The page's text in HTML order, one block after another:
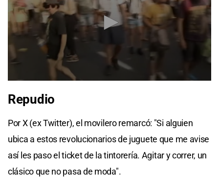
of
Repudio
Por X (ex Twitter), el movilero remarcó: "Si alguien
ubica a estos revolucionarios de juguete que me avise
así les paso el ticket de la tintorería. Agitar y correr, un
clásico que no pasa de moda".